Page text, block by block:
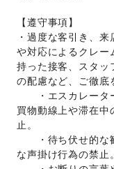
【遵守事項】
・過度な客引き、
や対応によるクレー
持った接客、スタッ
の配慮など、ご徹底
・エスカレータ
買物動線上や滞在中
止。
・待ち伏せ的な
な声掛け行為の禁止。